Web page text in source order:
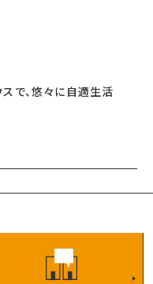
で、悠々に自適生活